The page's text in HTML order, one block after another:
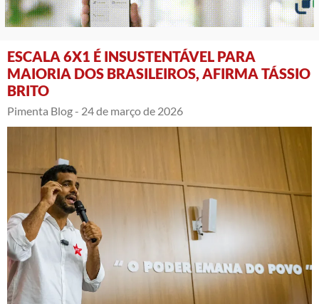
ESCALA 6X1 É INSUSTENTÁVEL PARA
MAIORIA DOS BRASILEIROS, AFIRMA TÁSSIO
BRITO
Pimenta Blog - 24 de março de 2026